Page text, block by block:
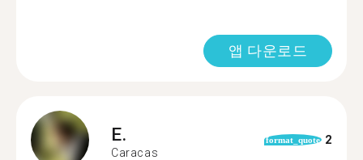
앱 다운로드
E.
Caracas
format_quote 2